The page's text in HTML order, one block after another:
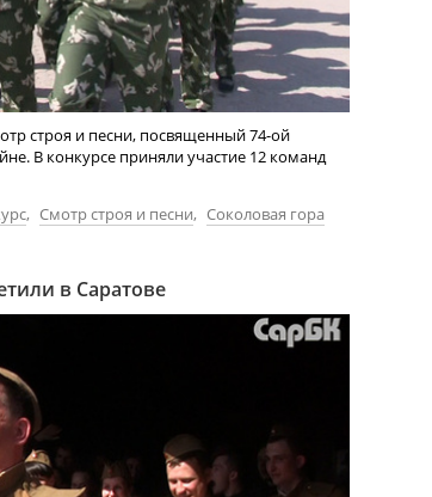
строя и песни, посвященный 74-ой
В конкурсе приняли участие 12 команд
, Смотр строя и песни, Соколовая гора
в Саратове